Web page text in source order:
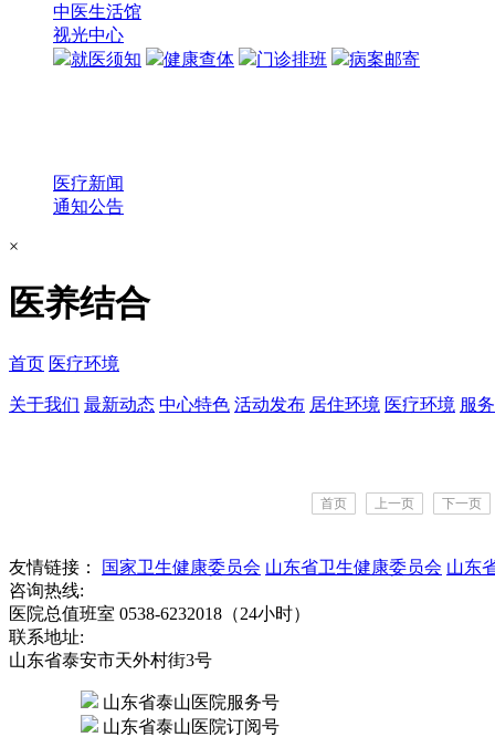
中医生活馆
视光中心
就医须知
健康查体 门诊排班 病案邮寄
医疗新闻
通知公告
×
医养结合
首页 医疗环境
关于我们 最新动态 中心特色 活动发布 居住环境 医疗环境 服
首页 上一页 下一页
友情链接： 国家卫生健康委员会 山东省卫生健康委员会 山东
咨询热线:
医院总值班室 0538-6232018（24小时）
联系地址:
山东省泰安市天外村街3号
山东省泰山医院服务号
山东省泰山医院订阅号